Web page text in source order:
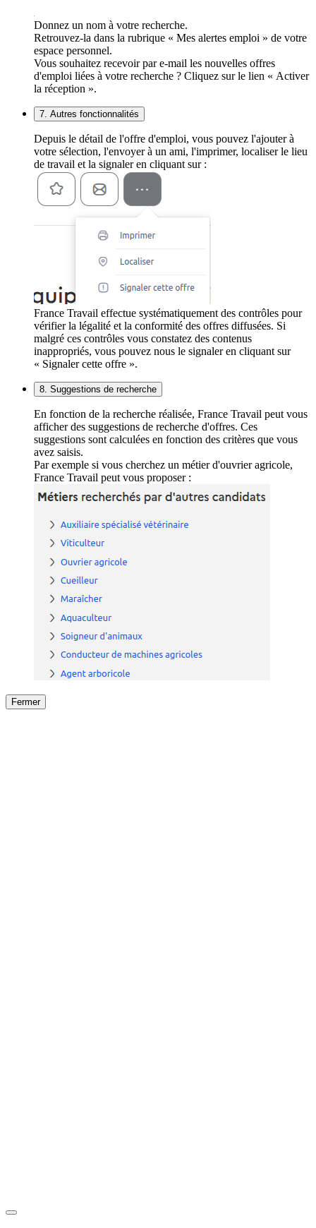
Donnez un nom à votre recherche.
Retrouvez-la dans la rubrique « Mes alertes emploi » de votre
espace personnel.
Vous souhaitez recevoir par e-mail les nouvelles offres
d'emploi liées à votre recherche ? Cliquez sur le lien « Activer
la réception ».
7. Autres fonctionnalités
Depuis le détail de l'offre d'emploi, vous pouvez l'ajouter à
votre sélection, l'envoyer à un ami, l'imprimer, localiser le lieu
de travail et la signaler en cliquant sur :
France Travail effectue systématiquement des contrôles pour
vérifier la légalité et la conformité des offres diffusées. Si
malgré ces contrôles vous constatez des contenus
inappropriés, vous pouvez nous le signaler en cliquant sur
« Signaler cette offre ».
8. Suggestions de recherche
En fonction de la recherche réalisée, France Travail peut vous
afficher des suggestions de recherche d'offres. Ces
suggestions sont calculées en fonction des critères que vous
avez saisis.
Par exemple si vous cherchez un métier d'ouvrier agricole,
France Travail peut vous proposer :
Fermer